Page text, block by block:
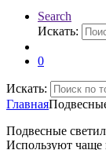
Search
Искать:
0
Искать:
Главная
Подвесные
Используют чаще